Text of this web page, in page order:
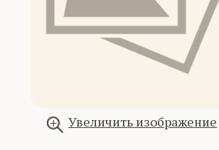
Увеличить изображение